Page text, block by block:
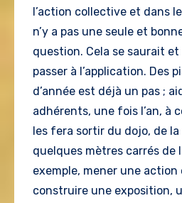
l’action collective et dans
n’y a pas une seule et
question. Cela se saurait et
passer à l’application. Des
d’année est déjà un pas ;
adhérents, une fois l’an, à
les fera sortir du dojo, de la
quelques mètres carrés de
exemple, mener une
construire une exposition,